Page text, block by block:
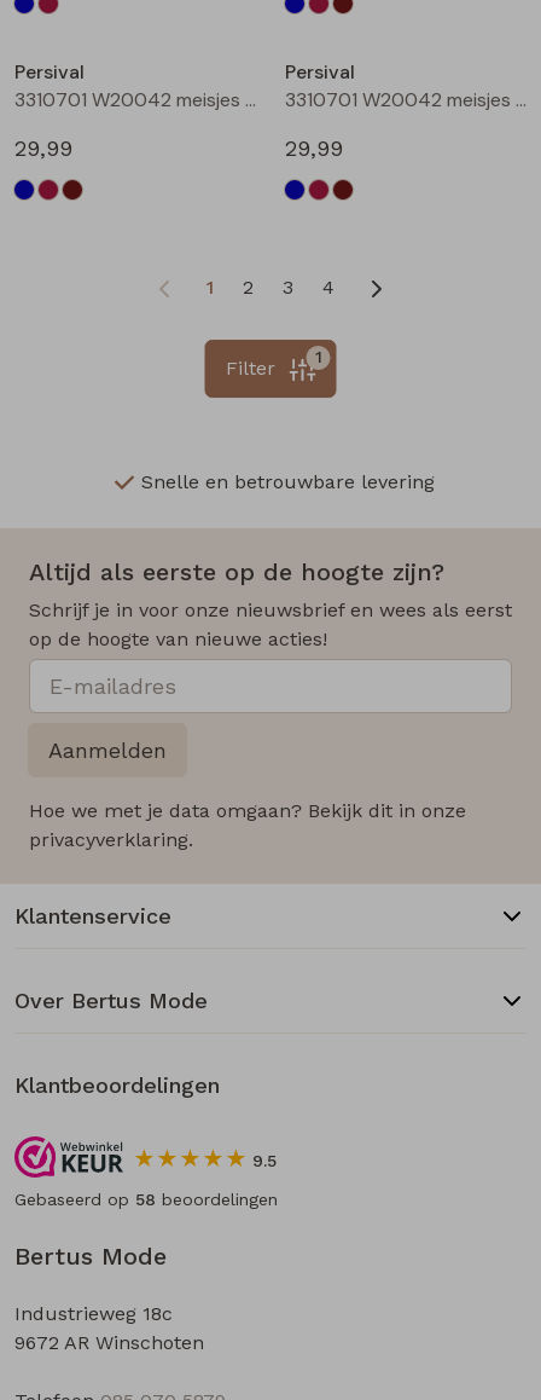
Persival
3310701 W20042 meisjes Jurk Bordeaux
29,99
Persival
3310701 W20042 meisjes Jurk Bruin donker
29,99
1 2 3 4
1
Filter
Snelle en betrouwbare levering
Altijd als eerste op de hoogte zijn?
Schrijf je in voor onze nieuwsbrief en wees als eerst
op de hoogte van nieuwe acties!
Aanmelden
Hoe we met je data omgaan? Bekijk dit in onze
privacyverklaring.
Bertus Mode
Industrieweg 18c
9672 AR Winschoten
Klantenservice
Over Bertus Mode
Klantbeoordelingen
9.5
Gebaseerd op 58 beoordelingen